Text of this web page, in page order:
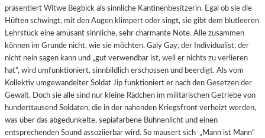
präsentiert Witwe Begbick als sinnliche Kantinenbesitzerin. Egal ob sie die
Hüften schwingt, mit den Augen klimpert oder singt, sie gibt dem blutleeren
Lehrstück eine amüsant sinnliche, sehr charmante Note. Alle zusammen
können im Grunde nicht, wie sie möchten. Galy Gay, der Individualist, der
nicht nein sagen kann und „gut verwendbar ist, weil er nichts zu verlieren
hat“, wird umfunktioniert, sinnbildlich erschossen und beerdigt. Als vom
Kollektiv umgewandelter Soldat Jip funktioniert er nach den Gesetzen der
Gewalt. Doch sie alle sind nur kleine Rädchen im militärischen Getriebe von
hunderttausend Soldaten, die in der nahenden Kriegsfront verheizt werden,
was über das abgedunkelte, sepiafarbene Bühnenlicht und einen
entsprechenden Sound assoziierbar wird. So mausert sich „Mann ist Mann“